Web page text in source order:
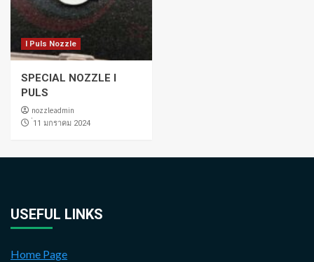
I Puls Nozzle
SPECIAL NOZZLE I
PULS
nozzleadmin
่11 มกราคม 2024
USEFUL LINKS
Home Page